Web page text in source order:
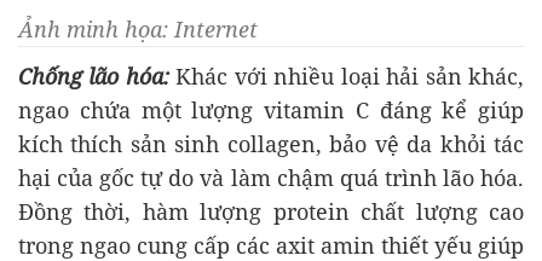
Ảnh minh họa: Internet
Chống lão hóa:Khác với nhiều loại hải sản khác,
ngao chứa một lượng vitamin C đáng kể giúp
kích thích sản sinh collagen, bảo vệ da khỏi tác
hại của gốc tự do và làm chậm quá trình lão hóa.
Đồng thời, hàm lượng protein chất lượng cao
trong ngao cung cấp các axit amin thiết yếu giúp